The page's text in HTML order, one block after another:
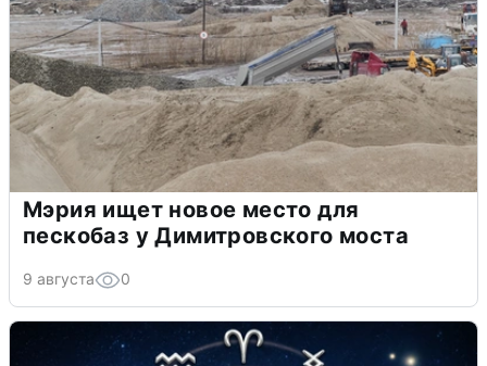
Мэрия ищет новое место для
пескобаз у Димитровского моста
9 августа 0